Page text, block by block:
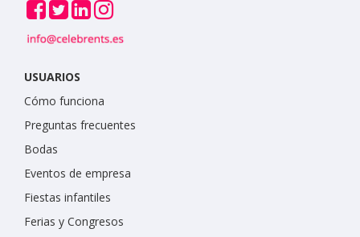
USUARIOS
Cómo funciona
Preguntas frecuentes
Bodas
Eventos de empresa
Fiestas infantiles
Ferias y Congresos